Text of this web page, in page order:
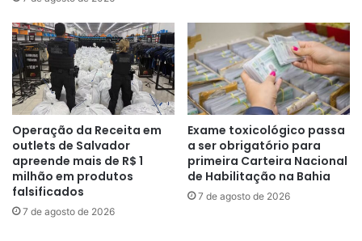
Operação da Receita em
outlets de Salvador
apreende mais de R$ 1
milhão em produtos
falsificados
7 de agosto de 2026
Exame toxicológico passa
a ser obrigatório para
primeira Carteira Nacional
de Habilitação na Bahia
7 de agosto de 2026